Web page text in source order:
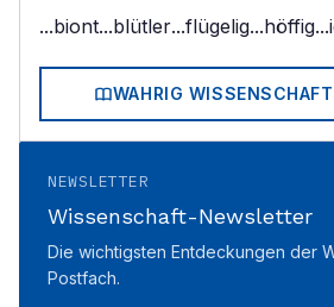
...biont...blütler...flügelig...höffig
WAHRIG
NEWSLETTER
Wissenschaft-Newsletter
Die wichtigsten Entdeckungen der
Postfach.